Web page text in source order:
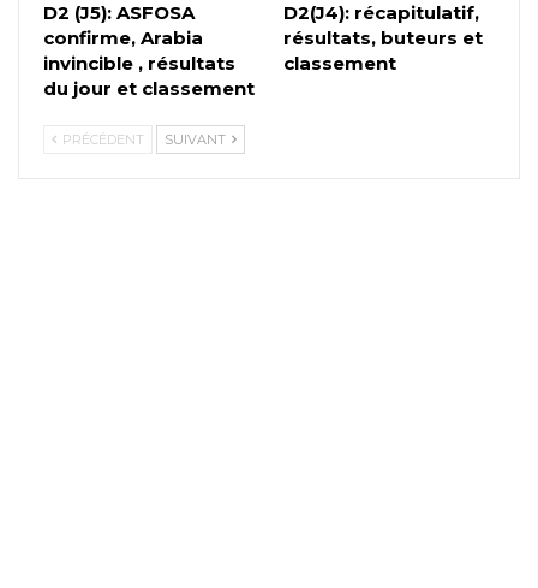
D2 (J5): ASFOSA
confirme, Arabia
invincible , résultats
du jour et classement
D2(J4): récapitulatif,
résultats, buteurs et
classement
PRÉCÉDENT SUIVANT